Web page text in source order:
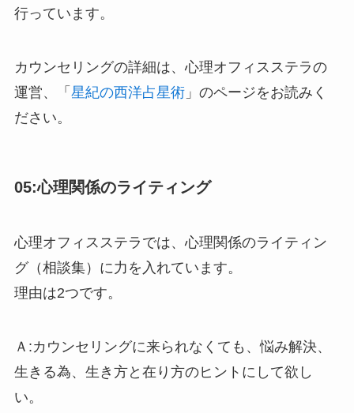
行っています。
カウンセリングの詳細は、心理オフィスステラの
運営、「 星紀の西洋占星術」のページをお読みく
ださい。
05:心理関係のライティング
心理オフィスステラでは、心理関係のライティン
グ（相談集）に力を入れています。
理由は2つです。
Ａ:カウンセリングに来られなくても、悩み解決、
生きる為、生き方と在り方のヒントにして欲し
い。